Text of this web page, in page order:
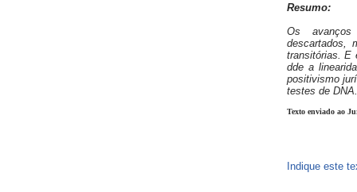
Resumo:
Os
descartados,
transitórias. E
dde a
positivismo
testes de DNA.
Texto enviado ao
Indique este